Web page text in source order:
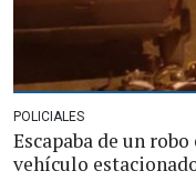
POLICIALES
Escapaba de un
vehículo